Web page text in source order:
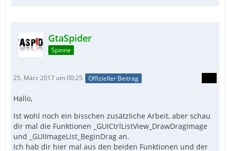
GtaSpider
Spinne
25. März 2017 um 00:25 Offizieller Beitrag
Hallo,
Ist wohl noch ein bisschen zusätzliche Arbeit, aber schau
dir mal die Funktionen _GUICtrlListView_DrawDragImage
und _GUIImageList_BeginDrag an.
Ich hab dir hier mal aus den beiden Funktionen und der